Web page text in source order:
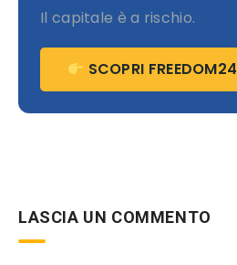
Il capitale è a rischio.
SCOPRI FREEDOM24
LASCIA UN COMMENTO